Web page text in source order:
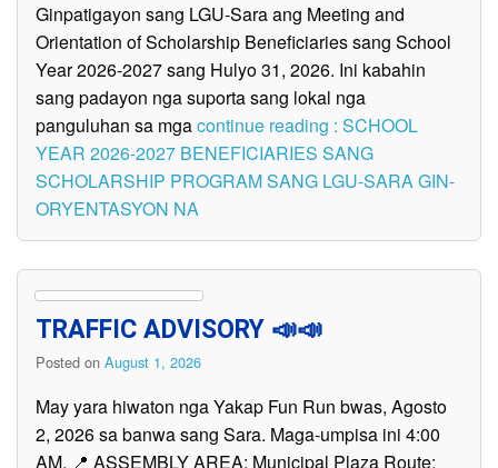
Ginpatigayon sang LGU-Sara ang Meeting and
Orientation of Scholarship Beneficiaries sang School
Year 2026-2027 sang Hulyo 31, 2026. Ini kabahin
sang padayon nga suporta sang lokal nga
panguluhan sa mgacontinue reading : SCHOOL
YEAR 2026-2027 BENEFICIARIES SANG
SCHOLARSHIP PROGRAM SANG LGU-SARA GIN-
ORYENTASYON NA
TRAFFIC ADVISORY 📣📣
Posted on August 1, 2026
May yara hiwaton nga Yakap Fun Run bwas, Agosto
2, 2026 sa banwa sang Sara. Maga-umpisa ini 4:00
AM. 📍 ASSEMBLY AREA: Municipal Plaza Route: